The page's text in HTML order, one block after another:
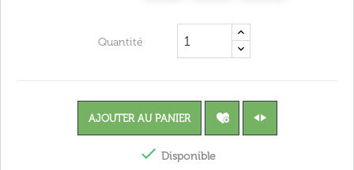
Quantité
AJOUTER AU PANIER
 Disponible